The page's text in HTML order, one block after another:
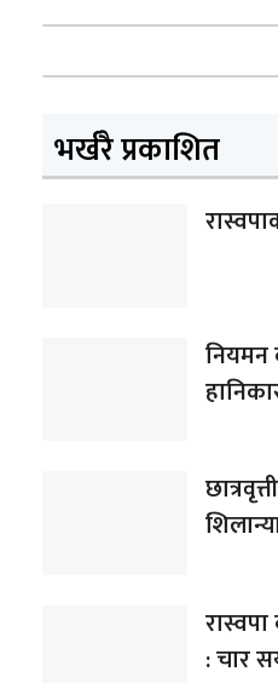
भर्खरै प्रकाशित
नियमन
: चार